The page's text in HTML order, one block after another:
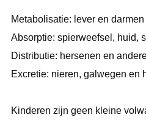
Metabolisatie: lever en darmen
Absorptie: spierweefsel, huid,
Distributie: hersenen en
Excretie: nieren, galwegen en
Kinderen zijn geen kleine